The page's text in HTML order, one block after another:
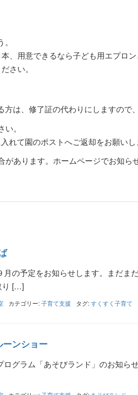
、用意できるなら子ども用エプロン
さい。
は、修了証の代わりにしますので
。
れて園のポストへご返却をお願いし
あります。ホームページでお知ら
の予定をお知らせします。まだま
り […]
カテゴリー:子育て支援 タグ:すくすく子育て
ンショー
グラム「あそびランド」のお知ら